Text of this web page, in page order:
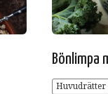
Bönlimpa
Huvudrätter